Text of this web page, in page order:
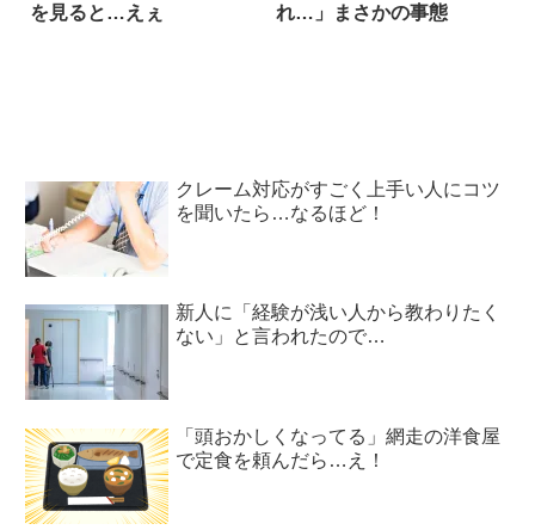
を見ると…えぇ
れ…」まさかの事態
クレーム対応がすごく上手い人にコツ
を聞いたら…なるほど！
新人に「経験が浅い人から教わりたく
ない」と言われたので…
「頭おかしくなってる」網走の洋食屋
で定食を頼んだら…え！